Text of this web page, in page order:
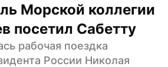
Морской коллегии
посетил Сабетту
рабочая поездка
России Николая